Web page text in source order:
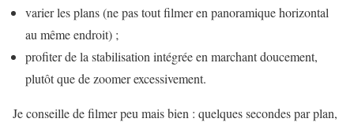
varier les plans (ne pas tout filmer en panoramique horizontal
au même endroit) ;
profiter de la stabilisation intégrée en marchant doucement,
plutôt que de zoomer excessivement.
Je conseille de filmer peu mais bien : quelques secondes par plan,